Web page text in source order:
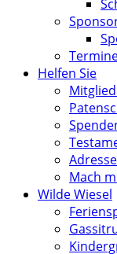
Helfen Sie
Mach
Wilde Wiesel